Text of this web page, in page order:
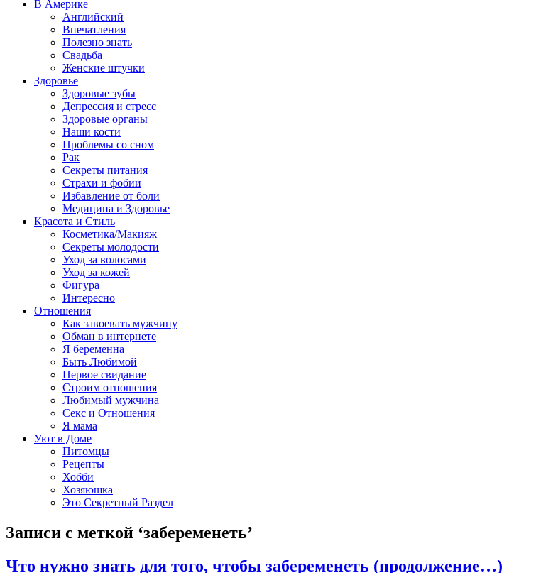
В Америке
Английский
Впечатления
Полезно знать
Свадьба
Женские штучки
Здоровье
Здоровые зубы
Депрессия и стресс
Здоровые органы
Наши кости
Проблемы со сном
Рак
Секреты питания
Страхи и фобии
Избавление от боли
Медицина и Здоровье
Красота и Стиль
Косметика/Макияж
Секреты молодости
Уход за волосами
Уход за кожей
Фигура
Интересно
Отношения
Как завоевать мужчину
Обман в интернете
Я беременна
Быть Любимой
Первое свидание
Строим отношения
Любимый мужчина
Секс и Отношения
Я мама
Уют в Доме
Питомцы
Рецепты
Хобби
Хозяюшка
Это Секретный Раздел
Записи с меткой ‘забеременеть’
Что нужно знать для того, чтобы забеременеть (продолжение…)